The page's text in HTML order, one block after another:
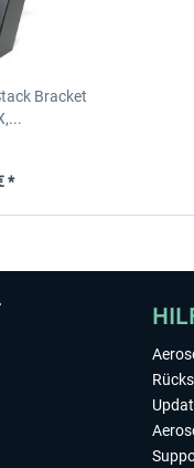
Bracket
*